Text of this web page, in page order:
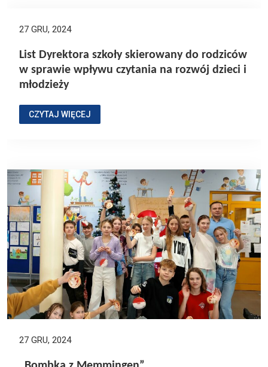
27 GRU, 2024
List Dyrektora szkoły skierowany do rodziców
w sprawie wpływu czytania na rozwój dzieci i
młodzieży
CZYTAJ WIĘCEJ
27 GRU, 2024